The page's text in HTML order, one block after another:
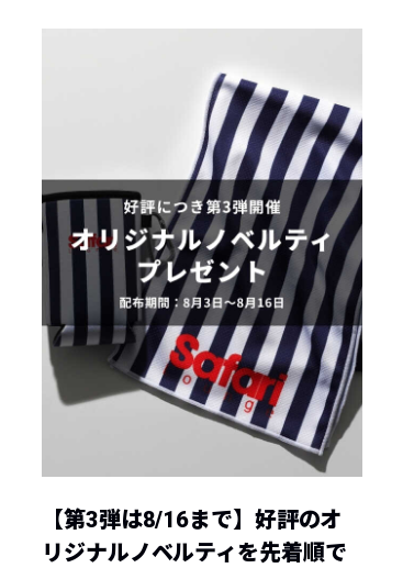
【第3弾は8/16まで】好評のオ
リジナルノベルティを先着順で